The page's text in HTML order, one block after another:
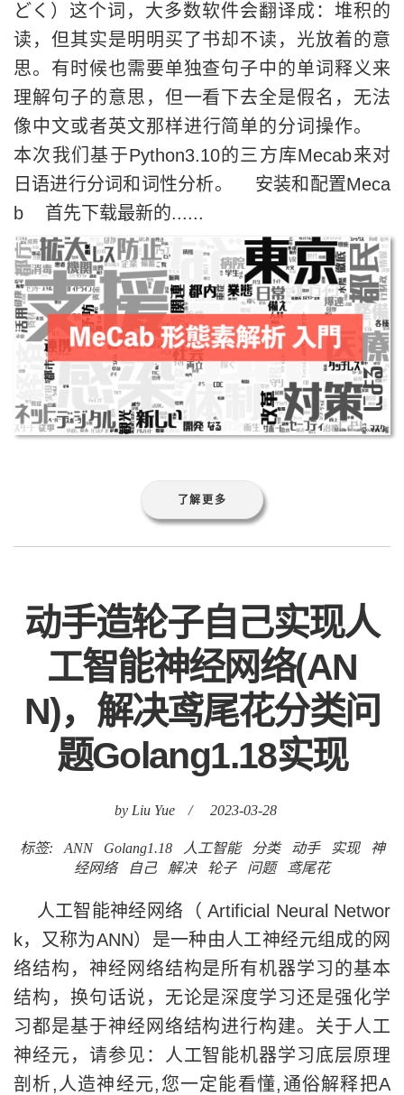
どく）这个词，大多数软件会翻译成：堆积的
读，但其实是明明买了书却不读，光放着的意
思。有时候也需要单独查句子中的单词释义来
理解句子的意思，但一看下去全是假名，无法
像中文或者英文那样进行简单的分词操作。
本次我们基于Python3.10的三方库Mecab来对
日语进行分词和词性分析。 安装和配置Meca
b 首先下载最新的......
了解更多
动手造轮子自己实现人
工智能神经网络(AN
N)，解决鸢尾花分类问
题Golang1.18实现
by Liu Yue / 2023-03-28
标签: ANN Golang1.18 人工智能 分类 动手 实现
神
经网络
自己 解决 轮子 问题 鸢尾花
人工智能神经网络（ Artificial Neural Networ
k，又称为ANN）是一种由人工神经元组成的网
络结构，神经网络结构是所有机器学习的基本
结构，换句话说，无论是深度学习还是强化学
习都是基于神经网络结构进行构建。关于人工
神经元，请参见：人工智能机器学习底层原理
剖析,人造神经元,您一定能看懂,通俗解释把A